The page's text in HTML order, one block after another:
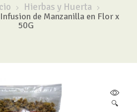
Hierbas y Huerta
Infusion de Manzanilla en Flor x
50G
🔍